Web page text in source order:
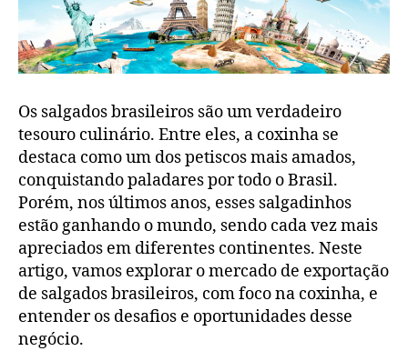
Os salgados brasileiros são um verdadeiro
tesouro culinário. Entre eles, a coxinha se
destaca como um dos petiscos mais amados,
conquistando paladares por todo o Brasil.
Porém, nos últimos anos, esses salgadinhos
estão ganhando o mundo, sendo cada vez mais
apreciados em diferentes continentes. Neste
artigo, vamos explorar o mercado de exportação
de salgados brasileiros, com foco na coxinha, e
entender os desafios e oportunidades desse
negócio.